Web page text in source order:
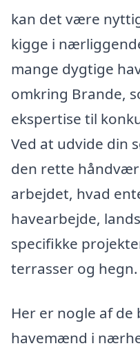
kan det være
kigge i
mange dygtige
omkring Brande,
ekspertise til
Ved at udvide din
den rette
arbejdet, hvad
havearbejde,
specifikke
terrasser og hegn.
Her er nogle af
havemænd i